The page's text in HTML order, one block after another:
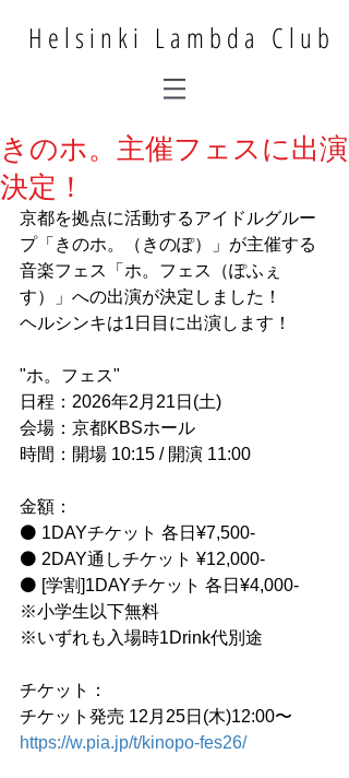
Helsinki Lambda Club
きのホ。主催フェスに出演
決定！
京都を拠点に活動するアイドルグルー
プ「きのホ。（きのぽ）」が主催する
音楽フェス「ホ。フェス（ぽふぇ
す）」への出演が決定しました！
ヘルシンキは1日目に出演します！
"ホ。フェス"
日程：2026年2月21日(土)
会場：京都KBSホール
時間：開場 10:15 / 開演 11:00
金額：
⚫ 1DAYチケット 各日¥7,500-
⚫ 2DAY通しチケット ¥12,000-
⚫ [学割]1DAYチケット 各日¥4,000-
※小学生以下無料
※いずれも入場時1Drink代別途
チケット：
チケット発売 12月25日(木)12:00〜
https://w.pia.jp/t/kinopo-fes26/